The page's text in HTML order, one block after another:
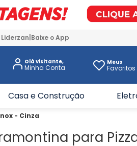
Baixe o App
Olá visitante, Meus
Favoritos
Casa e Construção
- Cinza
para